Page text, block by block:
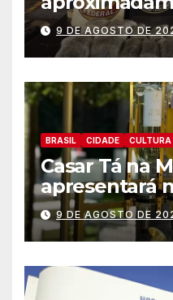
substância
capulho
9 DE AGOSTO DE
BRASIL CIDADE CULTURA
Casar Tá na
apresentará
casamentos
debutantes
9 DE AGOSTO DE